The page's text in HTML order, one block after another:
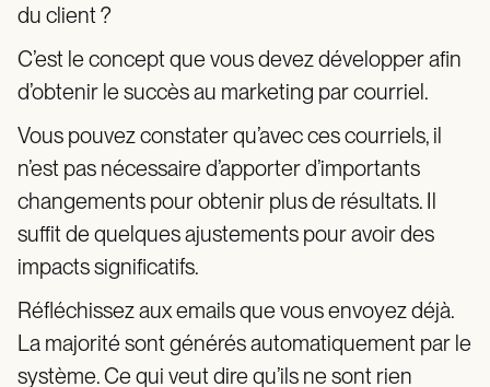
du client ?
C’est le concept que vous devez développer afin
d’obtenir le succès au marketing par courriel.
Vous pouvez constater qu’avec ces courriels, il
n’est pas nécessaire d’apporter d’importants
changements pour obtenir plus de résultats. Il
suffit de quelques ajustements pour avoir des
impacts significatifs.
Réfléchissez aux emails que vous envoyez déjà.
La majorité sont générés automatiquement par le
système. Ce qui veut dire qu’ils ne sont rien